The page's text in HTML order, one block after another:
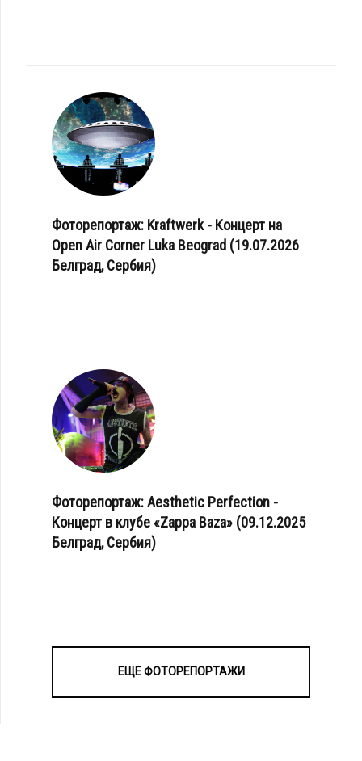
Фоторепортаж: Kraftwerk - Концерт на
Open Air Corner Luka Beograd (19.07.2026
Белград, Сербия)
Фоторепортаж: Aesthetic Perfection -
Концерт в клубе «Zappa Baza» (09.12.2025
Белград, Сербия)
ЕЩЕ ФОТОРЕПОРТАЖИ